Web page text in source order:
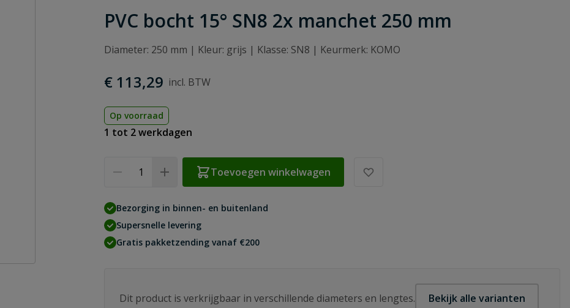
PVC bocht 15° SN8 2x manchet 250 mm
Diameter: 250 mm | Kleur: grijs | Klasse: SN8 | Keurmerk: KOMO
€ 113,29
Op voorraad
1 tot 2 werkdagen
Toevoegen winkelwagen
Bezorging in binnen- en buitenland
Supersnelle levering
Gratis pakketzending vanaf €200
Dit product is verkrijgbaar in verschillende diameters en lengtes. Bekijk alle varianten